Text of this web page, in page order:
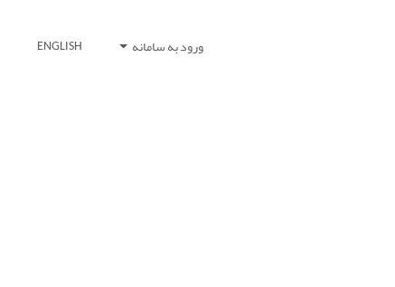
ورود به سامانه ENGLISH